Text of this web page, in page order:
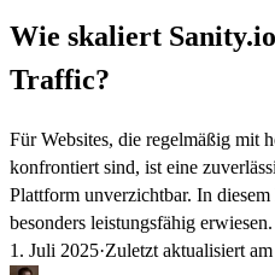
Wie skaliert
Traffic?
Für Websites, die regelmäßig mit
konfrontiert sind, ist eine
Plattform unverzichtbar. In
besonders leistungsfähig erwiesen.
1. Juli 2025·Zuletzt aktualisiert am